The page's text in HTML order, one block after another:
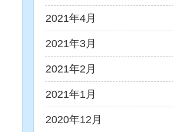
2021年4月
2021年3月
2021年2月
2021年1月
2020年12月